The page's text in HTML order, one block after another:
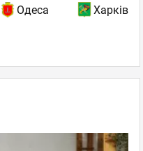
Одеса Харків